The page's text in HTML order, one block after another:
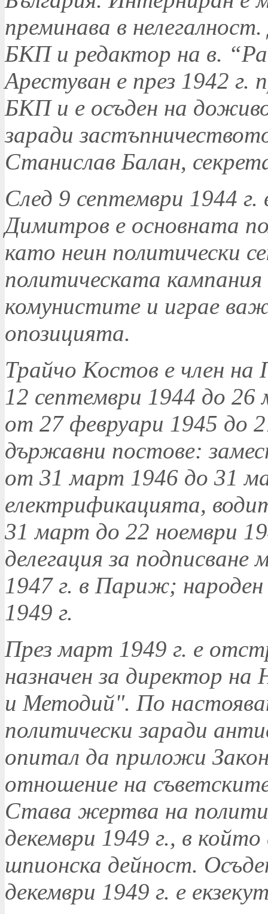
преминава в
БКП и редактор на в.
Арестуван е през 1942 г.
БКП и е осъден на
заради
Станислав Балан,
След 9 септември 1944
Димитров е основната
като неин политически
политическата
комунистите и играе
опозицията.
Трайчо Костов е член
12 септември 1944 до
от 27 февруари 1945 до
държавни постове:
от 31 март 1946 до 31
електрификацията,
31 март до 22 ноември
делегация за
1947 г. в Париж;
1949 г.
През март 1949 г. е
назначен за директор
и Методий". По
политически заради
опитал да приложи
отношение на
Става жертва на
декември 1949 г., в
шпионска дейност.
декември 1949 г. е